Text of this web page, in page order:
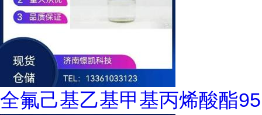
全氟己基乙基甲基丙烯酸酯95